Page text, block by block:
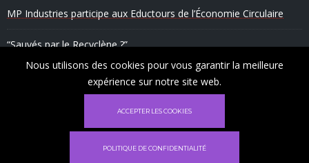
Ce site utilise des cookies pour vous garantir
la meilleure expérience sur notre site.
MP Industries participe aux Eductours de l’Économie Circulaire
“Sauvés par le Recyclène ?”
MP Industries fabrique du mobilier urbain “Made in Marseille”
Nous utilisons des cookies pour vous garantir la meilleure
expérience sur notre site web.
ACCEPTER LES COOKIES
POLITIQUE DE CONFIDENTIALITÉ